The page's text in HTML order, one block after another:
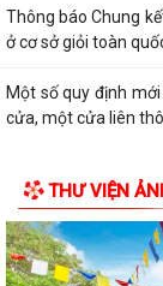
Thông báo Chung
ở cơ sở giỏi toàn
Một số quy định
cửa, một cửa liên
THƯ VIỆN